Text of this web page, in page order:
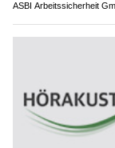
ASBI Arbeitssicherheit